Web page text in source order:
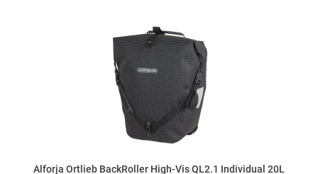
Alforja Ortlieb BackRoller High-Vis QL2.1 Individual 20L